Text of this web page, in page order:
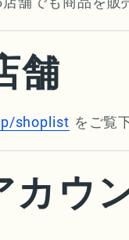
舗
shoplist をご覧
カウ